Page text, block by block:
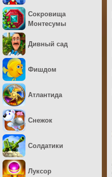
Сокровища
Монтесумы
Дивный сад
Фишдом
Атлантида
Снежок
Солдатики
Луксор